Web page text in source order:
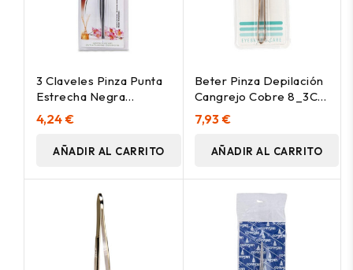
3 Claveles Pinza Punta
Estrecha Negra
R80128, 1 Ud
4,24 €
AÑADIR AL CARRITO
Beter Pinza Depilación
Cangrejo Cobre 8_3Cm
1Ud
7,93 €
AÑADIR AL CARRITO